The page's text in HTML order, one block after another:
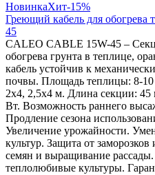
НовинкаХит-15%
Греющий кабель для
45
CALEO CABLE 15W-45 –
обогрева грунта в теплице,
кабель устойчив к
почвы. Площадь теплицы: 8-
2х4, 2,5х4 м. Длина секции:
Вт. Возможность раннего
Продление сезона
Увеличение урожайности.
культур. Защита от
семян и выращивание
теплолюбивые культуры.